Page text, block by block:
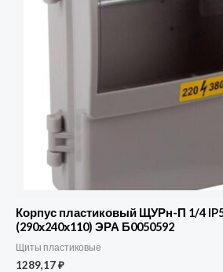
Корпус пластиковый ЩУРн-П 1/4
(290х240х110) ЭРА Б0050592
Щиты пластиковые
1289,17₽